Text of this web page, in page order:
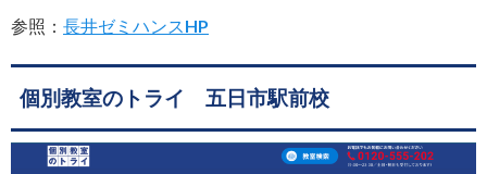
参照： 長井ゼミハンスHP
個別教室のトライ 五日市駅前校